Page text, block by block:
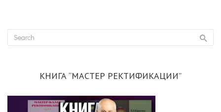
КНИГА “МАСТЕР РЕКТИФИКАЦИИ”